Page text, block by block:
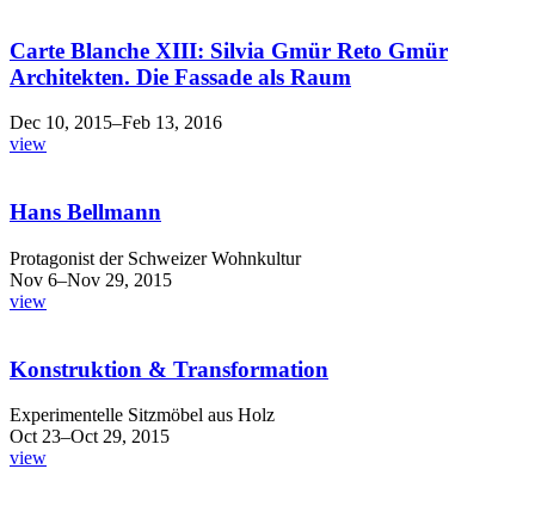
Carte Blanche XIII: Silvia Gmür Reto Gmür
Architekten. Die Fassade als Raum
Dec 10, 2015–Feb 13, 2016
view
Hans Bellmann
Protagonist der Schweizer Wohnkultur
Nov 6–Nov 29, 2015
view
Konstruktion & Transformation
Experimentelle Sitzmöbel aus Holz
Oct 23–Oct 29, 2015
view